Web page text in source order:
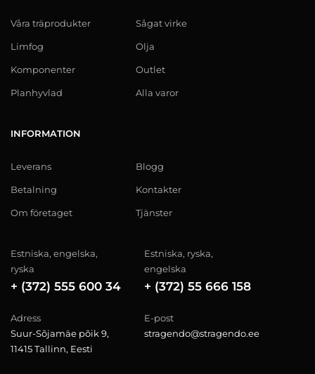
Våra träprodukter
Limfog
Komponenter
Planhyvlad
Sågat virke
Olja
Outlet
Alla varor
INFORMATION
Leverans
Betalning
Om företaget
Blogg
Kontakter
Tjänster
Estniska, engelska,
ryska
+ (372) 555 600 34
Estniska, ryska,
engelska
+ (372) 55 666 158
Adress
Suur-Sõjamäe põik 9,
11415 Tallinn, Eesti
E-post
stragendo@stragendo.ee